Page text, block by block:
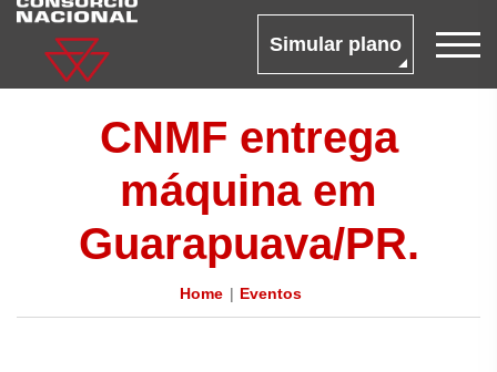
Simular plano
CNMF entrega
máquina em
Guarapuava/PR.
Home Eventos